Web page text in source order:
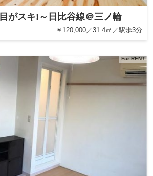
がスキ!～日比谷線＠三ノ輪
￥120,000／31.4㎡／駅歩3分
For RENT